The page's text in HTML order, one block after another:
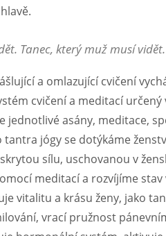
Tanec, který muž musí
a omlazující cvičení
cvičení a meditací
jednotlivé asány, meditace,
jógy se dotýkáme
sílu, uschovanou v
meditací a rozvíjíme
vitalitu a krásu ženy, jako
vrací pružnost